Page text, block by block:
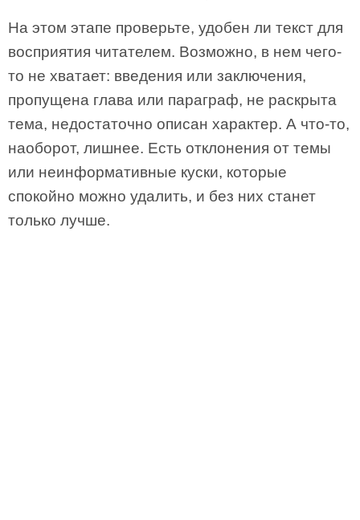
На этом этапе проверьте, удобен ли текст для
восприятия читателем. Возможно, в нем чего-
то не хватает: введения или заключения,
пропущена глава или параграф, не раскрыта
тема, недостаточно описан характер. А что-то,
наоборот, лишнее. Есть отклонения от темы
или неинформативные куски, которые
спокойно можно удалить, и без них станет
только лучше.